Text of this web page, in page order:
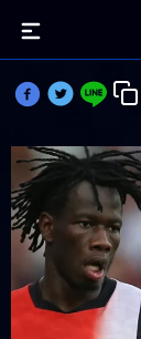
มอร์ริสยืนหนึ่ง